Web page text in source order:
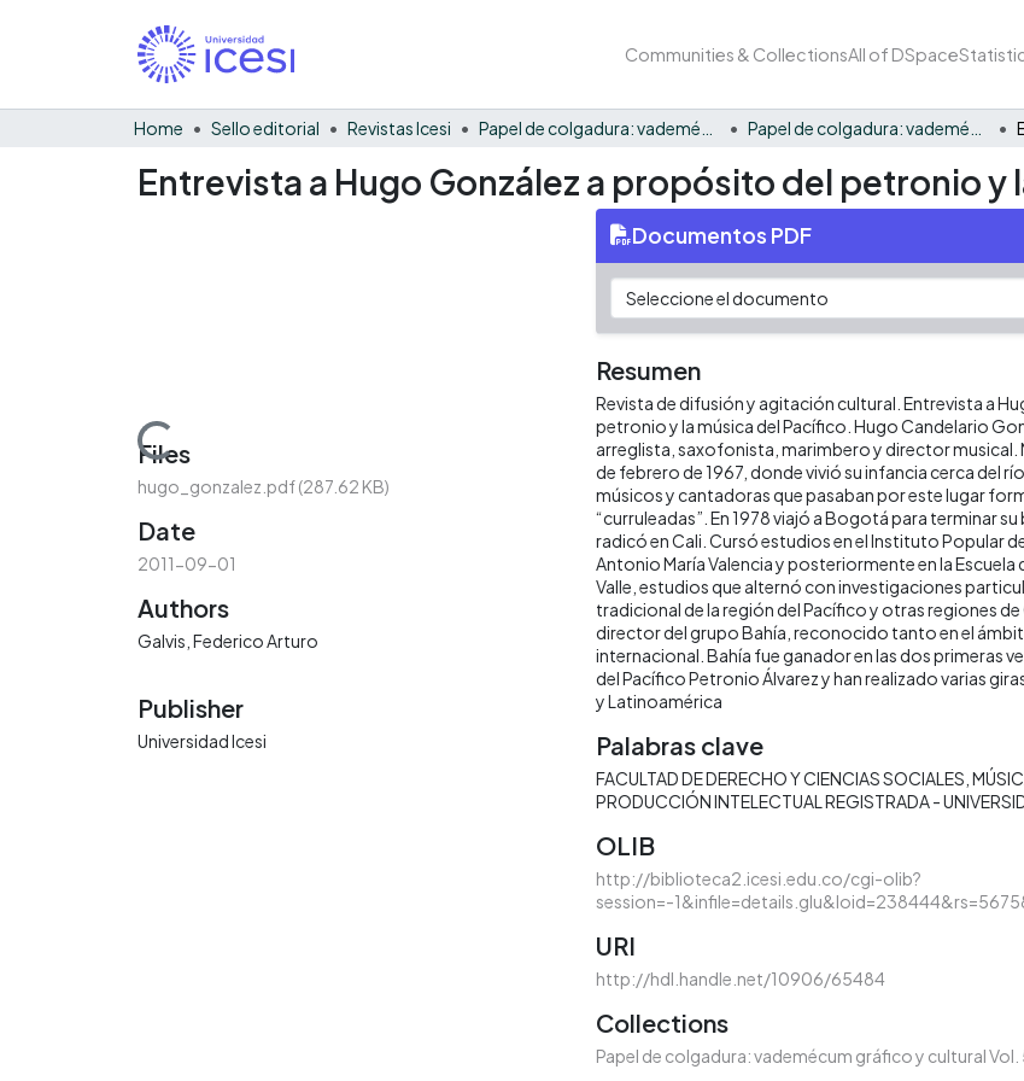
Communities & CollectionsAll of DSpace
Home Sello editorial Revistas Icesi
Entrevista a Hugo González a propósito del petronio y
Loading...
Files
hugo_gonzalez.pdf(287.62 KB)
Date
2011-09-01
Authors
Galvis, Federico Arturo
Publisher
Universidad Icesi
Documentos PDF
Resumen
Revista de difusión y agitación cultural. Entrevista a
petronio y la música del Pacífico. Hugo Candelario
arreglista, saxofonista, marimbero y director musical.
de febrero de 1967, donde vivió su infancia cerca del
músicos y cantadoras que pasaban por este lugar
“curruleadas”. En 1978 viajó a Bogotá para terminar
radicó en Cali. Cursó estudios en el Instituto Popular
Antonio María Valencia y posteriormente en la Escuela
Valle, estudios que alternó con investigaciones
tradicional de la región del Pacífico y otras regiones
director del grupo Bahía, reconocido tanto en el
internacional. Bahía fue ganador en las dos primeras
del Pacífico Petronio Álvarez y han realizado varias
y Latinoamérica
Palabras clave
FACULTAD DE DERECHO Y CIENCIAS SOCIALES
PRODUCCIÓN INTELECTUAL REGISTRADA -
OLIB
http://biblioteca2.icesi.edu.co/cgi-olib?
session=-
URI
http://hdl.handle.net/10906/65484
Collections
Papel de colgadura: vademécum gráfico y cultural Vol.